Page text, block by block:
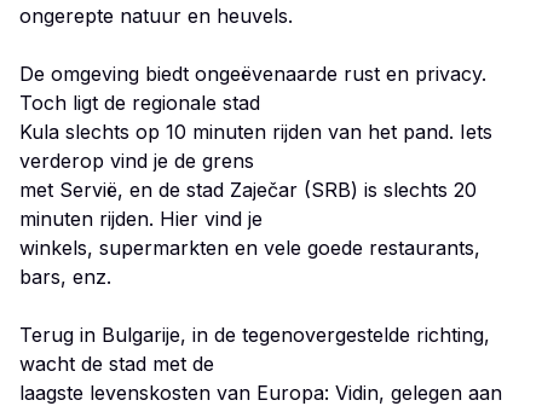
ongerepte natuur en heuvels.
De omgeving biedt ongeëvenaarde rust en privacy.
Toch ligt de regionale stad
Kula slechts op 10 minuten rijden van het pand. Iets
verderop vind je de grens
met Servië, en de stad Zaječar (SRB) is slechts 20
minuten rijden. Hier vind je
winkels, supermarkten en vele goede restaurants,
bars, enz.
Terug in Bulgarije, in de tegenovergestelde richting,
wacht de stad met de
laagste levenskosten van Europa: Vidin, gelegen aan